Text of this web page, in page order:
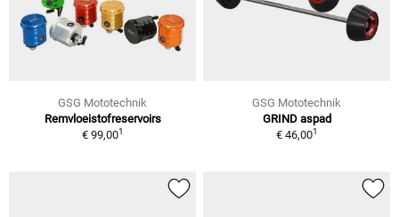
GSG Mototechnik
Remvloeistofreservoirs
€ 99,001
GSG Mototechnik
GRIND aspad
€ 46,001